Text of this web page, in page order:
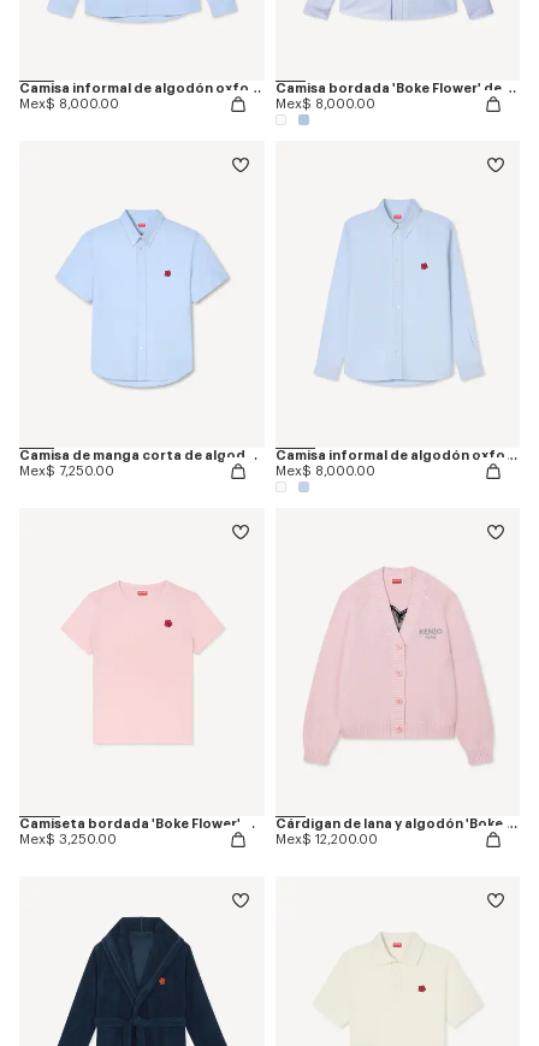
Camisa informal de algodón oxford bordada 'Boke Flower'
Mex$ 8,000.00
Camisa bordada 'Boke Flower' de algodón oxford
Mex$ 8,000.00
Camisa de manga corta de algodón oxford 'Boke Flower'
Mex$ 7,250.00
Camisa informal de algodón oxford bordada 'Boke Flower'
Mex$ 8,000.00
Camiseta bordada 'Boke Flower' de algodón
Mex$ 3,250.00
Cárdigan de lana y algodón 'Boke Flower'
Mex$ 12,200.00